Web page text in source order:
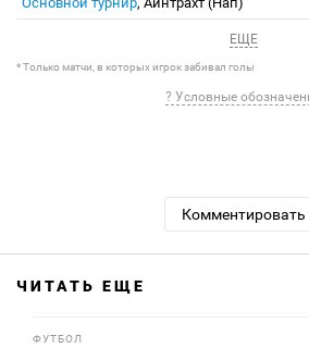
ЕЩЕ
* Только матчи, в которых игрок забивал голы
? Условные
Комментировать
ЧИТАТЬ ЕЩЕ
ФУТБОЛ